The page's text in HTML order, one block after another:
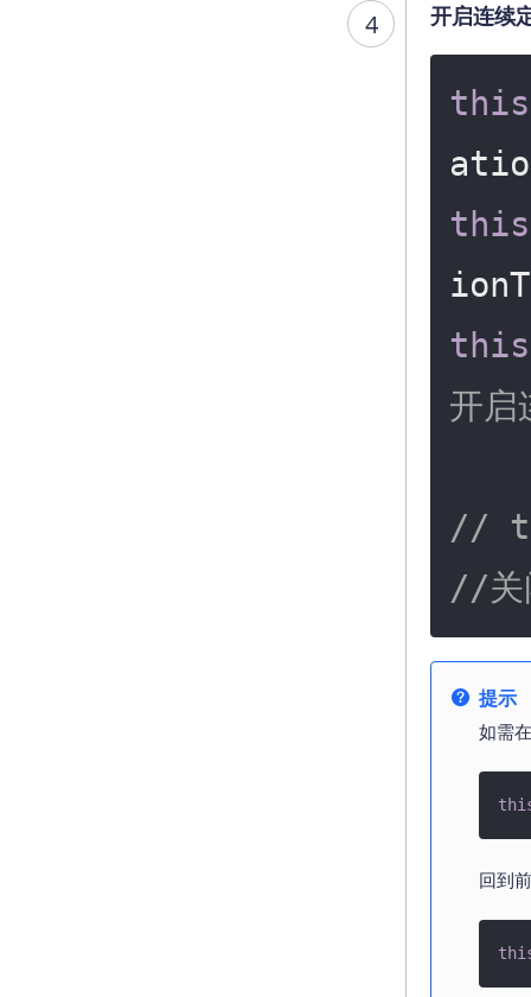
4 开启连续
this
this
this
开启
//
//关
提示
如需
回到